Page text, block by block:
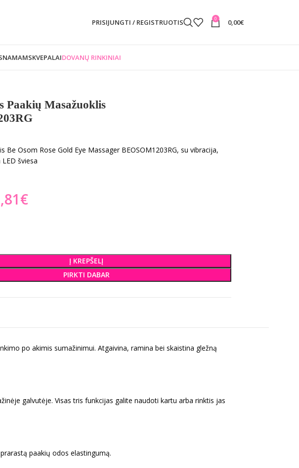
PRISIJUNGTI / REGISTRUOTIS 0 0,00€
NAMAMSKVEPALAIDOVANŲ RINKINIAI
Paakių Masažuoklis
Be Osom Rose Gold Eye Massager BEOSOM1203RG, su vibracija,
šviesa
€
Į KREPŠELĮ
PIRKTI DABAR
po akimis sumažinimui. Atgaivina, ramina bei skaistina gležną
galvutėje. Visas tris funkcijas galite naudoti kartu arba rinktis jas
paakių odos elastingumą.